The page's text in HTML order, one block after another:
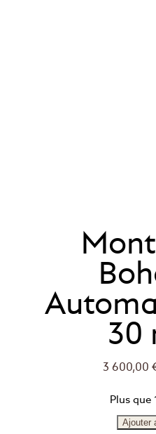
30
3 600,00
Plus que
Ajouter